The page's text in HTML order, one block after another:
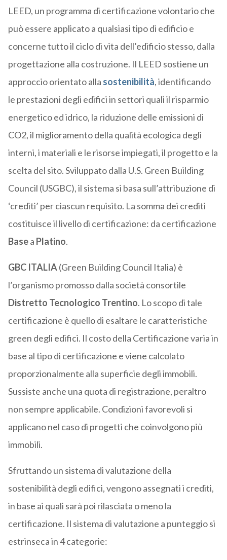
LEED, un programma di certificazione volontario che
può essere applicato a qualsiasi tipo di edificio e
concerne tutto il ciclo di vita dell’edificio stesso, dalla
progettazione alla costruzione. Il LEED sostiene un
approccio orientato alla sostenibilità, identificando
le prestazioni degli edifici in settori quali il risparmio
energetico ed idrico, la riduzione delle emissioni di
CO2, il miglioramento della qualità ecologica degli
interni, i materiali e le risorse impiegati, il progetto e la
scelta del sito. Sviluppato dalla U.S. Green Building
Council (USGBC), il sistema si basa sull’attribuzione di
‘crediti’ per ciascun requisito. La somma dei crediti
costituisce il livello di certificazione: da certificazione
Basea Platino.
GBC ITALIA(Green Building Council Italia) è
l’organismo promosso dalla società consortile
Distretto Tecnologico Trentino. Lo scopo di tale
certificazione è quello di esaltare le caratteristiche
green degli edifici. Il costo della Certificazione varia in
base al tipo di certificazione e viene calcolato
proporzionalmente alla superficie degli immobili.
Sussiste anche una quota di registrazione, peraltro
non sempre applicabile. Condizioni favorevoli si
applicano nel caso di progetti che coinvolgono più
immobili.
Sfruttando un sistema di valutazione della
sostenibilità degli edifici, vengono assegnati i crediti,
in base ai quali sarà poi rilasciata o meno la
certificazione. Il sistema di valutazione a punteggio si
estrinseca in 4 categorie: